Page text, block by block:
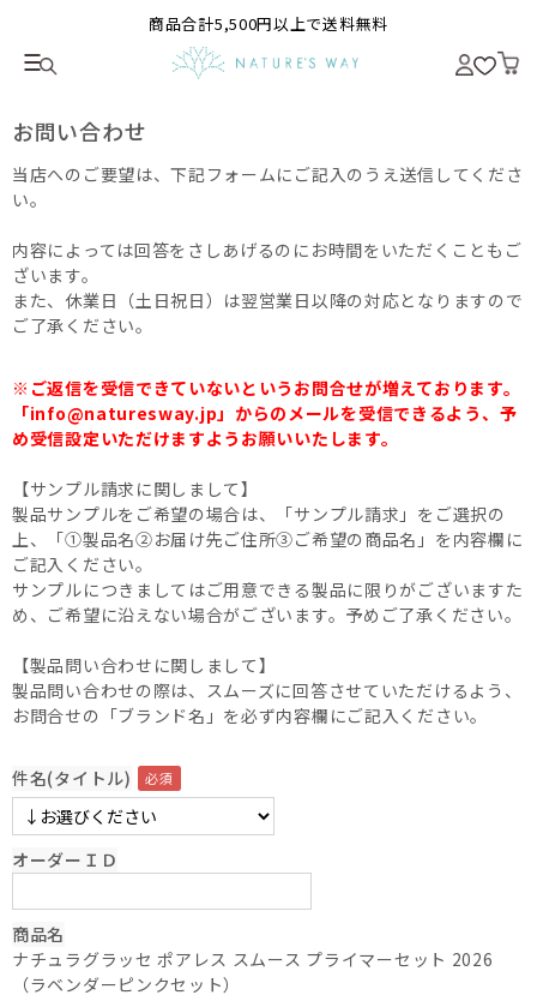
商品合計5,500円以上で送料無料
お問い合わせ
当店へのご要望は、下記フォームにご記入のうえ送信してくださ
い。
内容によっては回答をさしあげるのにお時間をいただくこともご
ざいます。
また、休業日（土日祝日）は翌営業日以降の対応となりますので
ご了承ください。
※ご返信を受信できていないというお問合せが増えております。
「info@naturesway.jp」からのメールを受信できるよう、予
め受信設定いただけますようお願いいたします。
【サンプル請求に関しまして】
製品サンプルをご希望の場合は、「サンプル請求」をご選択の
上、「①製品名②お届け先ご住所③ご希望の商品名」を内容欄に
ご記入ください。
サンプルにつきましてはご用意できる製品に限りがございますた
め、ご希望に沿えない場合がございます。予めご了承ください。
【製品問い合わせに関しまして】
製品問い合わせの際は、スムーズに回答させていただけるよう、
お問合せの「ブランド名」を必ず内容欄にご記入ください。
件名(タイトル)
オーダーＩＤ
商品名
ナチュラグラッセ ポアレス スムース プライマーセット 2026
（ラベンダーピンクセット）